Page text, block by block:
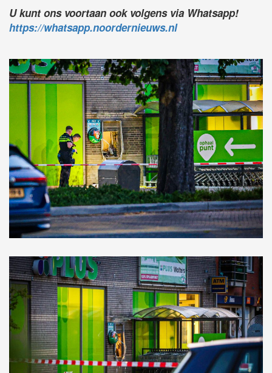
U kunt ons voortaan ook volgens via Whatsapp!
https://whatsapp.noordernieuws.nl